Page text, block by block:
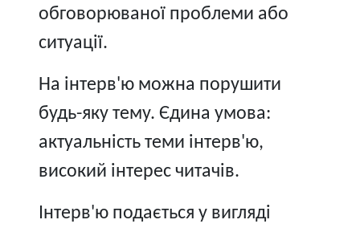
обговорюваної проблеми або
ситуації.
На інтерв'ю можна порушити
будь-яку тему. Єдина умова:
актуальність теми інтерв'ю,
високий інтерес читачів.
Інтерв'ю подається у вигляді